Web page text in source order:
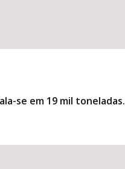
se em 19 mil toneladas.